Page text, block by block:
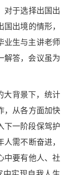
对于选择出国出
出境的情形，
业生与主讲老师
解答，会议虽为
大背景下， 统计
， 从各方面加快
下一阶段保驾护
人需不断奋进，
中要有他人、社